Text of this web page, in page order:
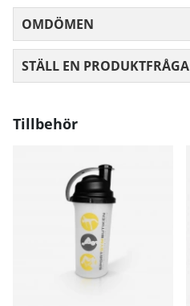
OMDÖMEN
STÄLL EN PRODUKTFRÅGA
Tillbehör